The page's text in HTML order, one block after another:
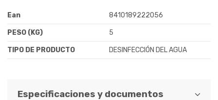
Ean 8410189222056
PESO (KG) 5
TIPO DE PRODUCTO DESINFECCIÓN DEL AGUA
Especificaciones y documentos